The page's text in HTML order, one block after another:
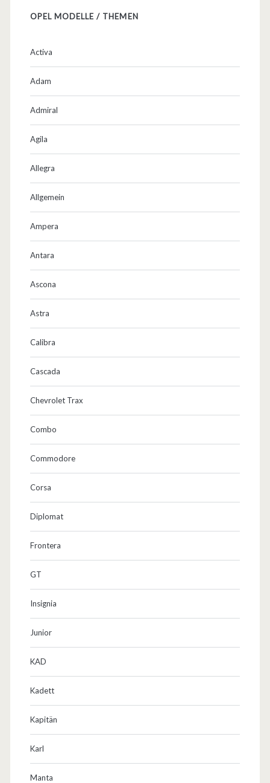
OPEL MODELLE / THEMEN
Activa
Adam
Admiral
Agila
Allegra
Allgemein
Ampera
Antara
Ascona
Astra
Calibra
Cascada
Chevrolet Trax
Combo
Commodore
Corsa
Diplomat
Frontera
GT
Insignia
Junior
KAD
Kadett
Kapitän
Karl
Manta